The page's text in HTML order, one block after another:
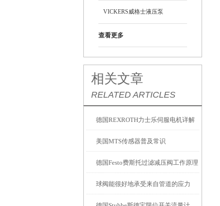
VICKERS威格士液压泵
查看更多
相关文章
RELATED ARTICLES
德国REXROTH力士乐伺服电机详解
美国MTS传感器普及常识
德国Festo费斯托过滤减压阀工作原理
及作用
球阀能很好地承受来自管道的应力